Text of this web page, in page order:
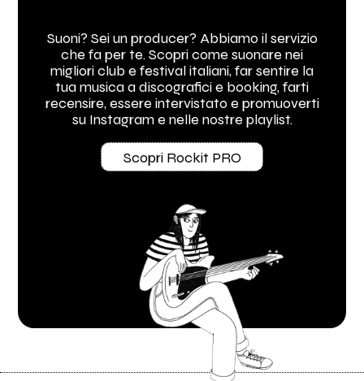
Suoni? Sei un producer? Abbiamo il servizio
che fa per te. Scopri come suonare nei
migliori club e festival italiani, far sentire la
tua musica a discografici e booking, farti
recensire, essere intervistato e promuoverti
su Instagram e nelle nostre playlist.
Scopri Rockit PRO